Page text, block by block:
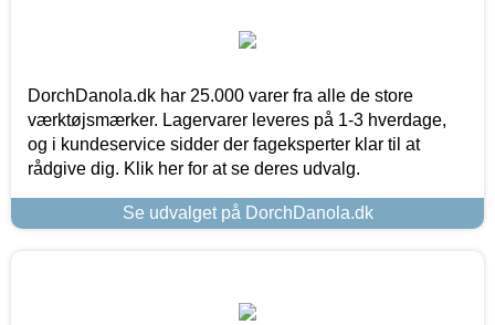
DorchDanola.dk har 25.000 varer fra alle de store
værktøjsmærker. Lagervarer leveres på 1-3 hverdage,
og i kundeservice sidder der fageksperter klar til at
rådgive dig. Klik her for at se deres udvalg.
Se udvalget på DorchDanola.dk